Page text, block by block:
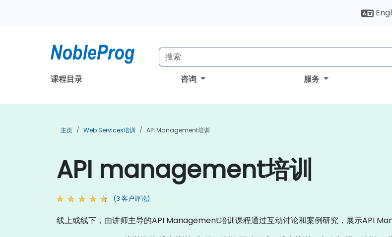
课程目录 咨询 服务
主页 Web Services培训 API Management培训
API management培训
(3 客户评论)
线上或线下，由讲师主导的API Management培训课程通过互动讨论和案例研究，展示API